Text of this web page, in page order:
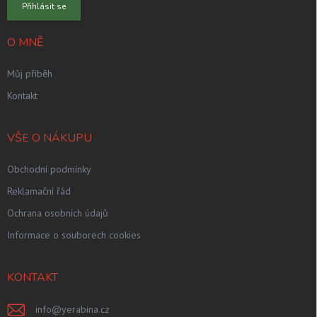
Přihlásit se
O MNĚ
Můj příběh
Kontakt
VŠE O NÁKUPU
Obchodní podmínky
Reklamační řád
Ochrana osobních údajů
Informace o souborech cookies
KONTAKT
info@yerabina.cz